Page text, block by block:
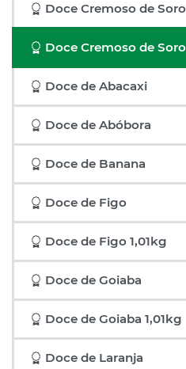
Doce Cremoso de
Doce Cremoso de
Doce de Abacaxi
Doce de Abóbora
Doce de Banana
Doce de Figo
Doce de Figo 1,01kg
Doce de Goiaba
Doce de Goiaba 1,01kg
Doce de Laranja